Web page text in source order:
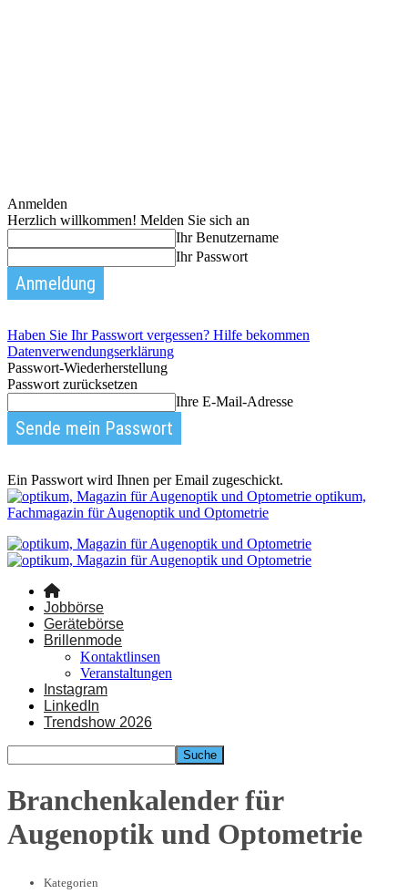
Anmelden
Herzlich willkommen! Melden Sie sich an
Ihr Benutzername
Ihr Passwort
Haben Sie Ihr Passwort vergessen? Hilfe bekommen
Datenverwendungserklärung
Passwort-Wiederherstellung
Passwort zurücksetzen
Ihre E-Mail-Adresse
Ein Passwort wird Ihnen per Email zugeschickt.
optikum,
Fachmagazin für Augenoptik und Optometrie
Jobbörse
Gerätebörse
Brillenmode
Kontaktlinsen
Veranstaltungen
Instagram
LinkedIn
Trendshow 2026
Branchenkalender für
Augenoptik und Optometrie
Kategorien